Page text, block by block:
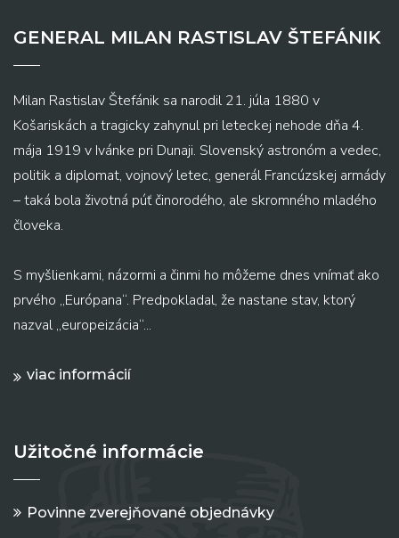
GENERAL MILAN RASTISLAV ŠTEFÁNIK
Milan Rastislav Štefánik sa narodil 21. júla 1880 v
Košariskách a tragicky zahynul pri leteckej nehode dňa 4.
mája 1919 v Ivánke pri Dunaji. Slovenský astronóm a vedec,
politik a diplomat, vojnový letec, generál Francúzskej armády
– taká bola životná púť činorodého, ale skromného mladého
človeka.
S myšlienkami, názormi a činmi ho môžeme dnes vnímať ako
prvého „Európana“. Predpokladal, že nastane stav, ktorý
nazval „europeizácia“...
viac informácií
Užitočné informácie
Povinne zverejňované objednávky